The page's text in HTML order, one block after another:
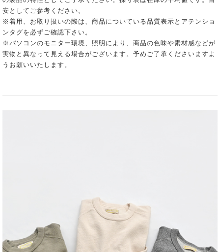
安としてご参考ください。
※着用、お取り扱いの際は、商品についている品質表示とアテンショ
ンタグを必ずご確認下さい。
※パソコンのモニター環境、照明により、商品の色味や素材感などが
実物と異なって見える場合がございます。予めご了承くださいますよ
うお願いいたします。